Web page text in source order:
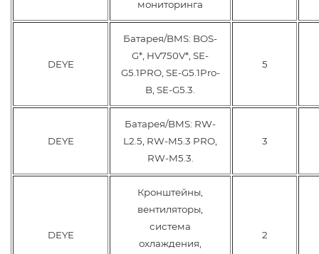
мониторинга
DEYE
Батарея/BMS: BOS-
G*, HV750V*, SE-
G5.1PRO, SE-G5.1Pro-
B, SE-G5.3.
5
DEYE
Батарея/BMS: RW-
L2.5, RW-M5.3 PRO,
RW-M5.3.
3
DEYE
Кронштейны,
вентиляторы,
система
охлаждения,
2